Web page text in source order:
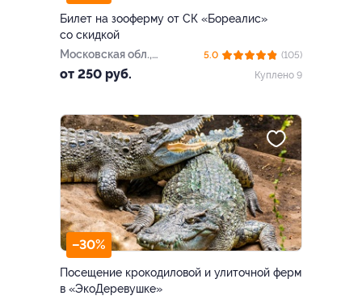
Билет на зооферму от СК «Бореалис»
со скидкой
Московская обл.,
Ступинский р-н, питомник
от 250 руб.
5.0
(105)
Куплено 9
–30%
Посещение крокодиловой и улиточной ферм
в «ЭкоДеревушке»